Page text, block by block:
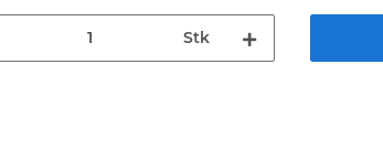
Stk